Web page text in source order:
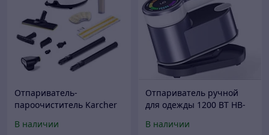
Отпариватель-
пароочиститель Karcher
В наличии
Отпариватель ручной
для одежды 1200 ВТ HB-
В наличии